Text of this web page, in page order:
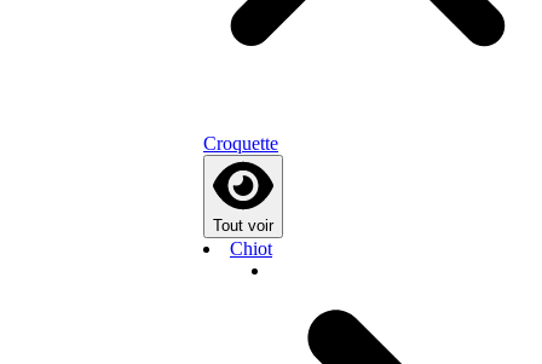
Croquette
Tout voir
Chiot